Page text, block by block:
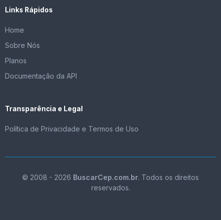
Links Rápidos
Home
Sobre Nós
Planos
Documentação da API
Transparência e Legal
Política de Privacidade e Termos de Uso
© 2008 - 2026 BuscarCep.com.br. Todos os direitos
reservados.